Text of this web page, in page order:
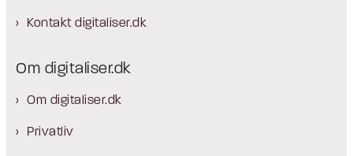
Kontakt digitaliser.dk
Om digitaliser.dk
Om digitaliser.dk
Privatliv